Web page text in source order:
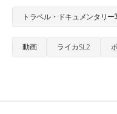
トラベル・ドキュメンタリー
動画 ライカSL2